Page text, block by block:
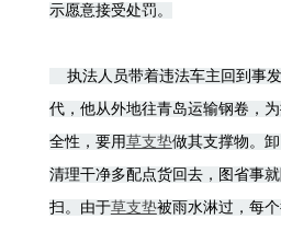
示愿意接受处罚。
执法人员带着违法车主回到事
代，他从外地往青岛运输钢卷，
全性，要用草支垫做其支撑物。
清理干净多配点货回去，图省事
扫。由于草支垫被雨水淋过，每